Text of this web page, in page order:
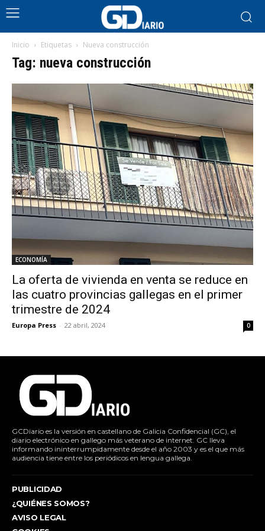
Inicio Etiquetas Nueva construcción
Tag: nueva construcción
ECONOMÍA
La oferta de vivienda en venta se reduce en
las cuatro provincias gallegas en el primer
trimestre de 2024
Europa Press - 22 abril, 2024 0
GCDiario es la versión en castellano de Galicia Confidencial (GC), el
diario electrónico en gallego más veterano de internet. GC lleva
informando ininterrumpidamente desde el año 2003 y es el que más
audiencia tiene entre los periódicos en lengua gallega.
PUBLICIDAD
¿QUIÉNES SOMOS?
AVISO LEGAL